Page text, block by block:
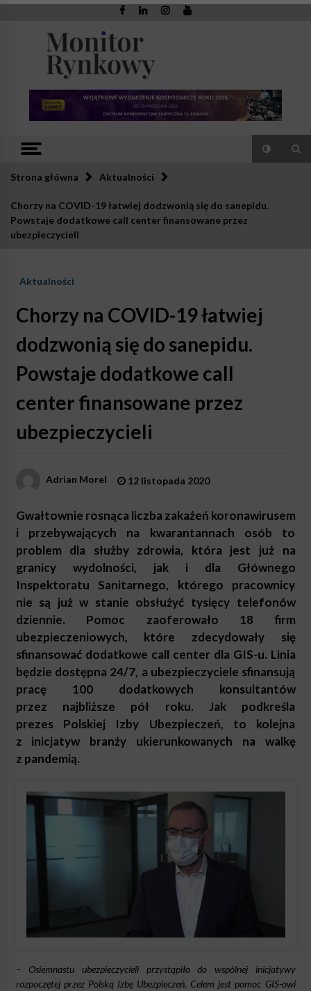
Skip
Monitor
Rynkowy
Strona główna Aktualności
Chorzy na COVID-19 łatwiej dodzwonią się do sanepidu.
Powstaje dodatkowe call center finansowane przez
ubezpieczycieli
Aktualności
Chorzy na COVID-19 łatwiej
dodzwonią się do sanepidu.
Powstaje dodatkowe call
center finansowane przez
ubezpieczycieli
Adrian Morel 12 listopada 2020
Gwałtownie rosnąca liczba zakażeń koronawirusem
i przebywających na kwarantannach osób to
problem dla służby zdrowia, która jest już na
granicy wydolności, jak i dla Głównego
Inspektoratu Sanitarnego, którego pracownicy
nie są już w stanie obsłużyć tysięcy telefonów
dziennie. Pomoc zaoferowało 18 firm
ubezpieczeniowych, które zdecydowały się
sfinansować dodatkowe call center dla GIS-u. Linia
będzie dostępna 24/7, a ubezpieczyciele sfinansują
pracę 100 dodatkowych konsultantów
przez najbliższe pół roku. Jak podkreśla
prezes Polskiej Izby Ubezpieczeń, to kolejna
z inicjatyw branży ukierunkowanych na walkę
z pandemią.
– Osiemnastu ubezpieczycieli przystąpiło do wspólnej inicjatywy
rozpoczętej przez Polską Izbę Ubezpieczeń. Celem jest pomoc GIS-owi